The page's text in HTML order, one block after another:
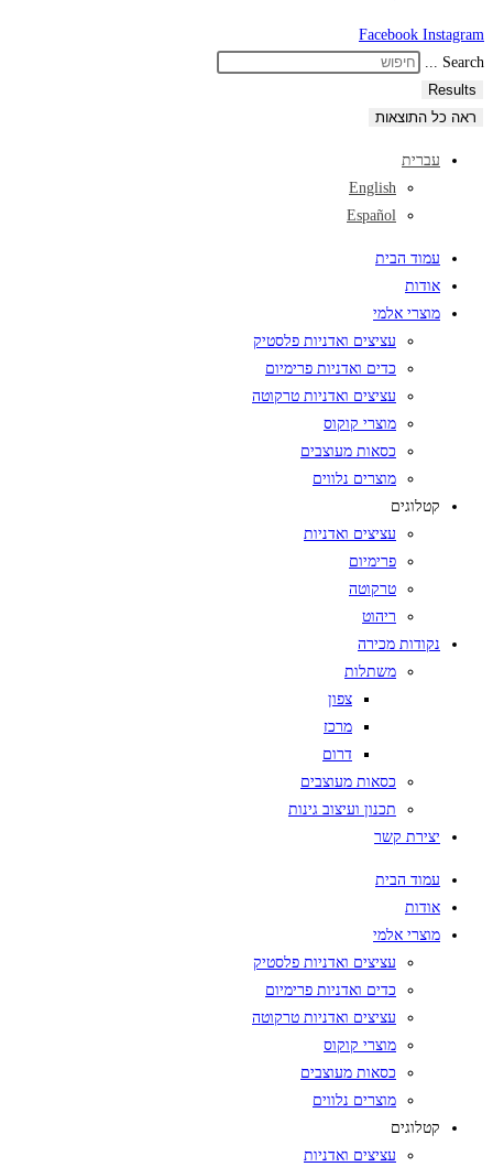
Facebook Instagram
Search ...
Results
ראה כל התוצאות
עברית
English
Español
עמוד הבית
אודות
מוצרי אלמי
עציצים ואדניות פלסטיק
כדים ואדניות פרימיום
עציצים ואדניות טרקוטה
מוצרי קוקוס
כסאות מעוצבים
מוצרים נלווים
קטלוגים
עציצים ואדניות
פרימיום
טרקוטה
ריהוט
נקודות מכירה
משתלות
צפון
מרכז
דרום
כסאות מעוצבים
תכנון ועיצוב גינות
יצירת קשר
עמוד הבית
אודות
מוצרי אלמי
עציצים ואדניות פלסטיק
כדים ואדניות פרימיום
עציצים ואדניות טרקוטה
מוצרי קוקוס
כסאות מעוצבים
מוצרים נלווים
קטלוגים
עציצים ואדניות